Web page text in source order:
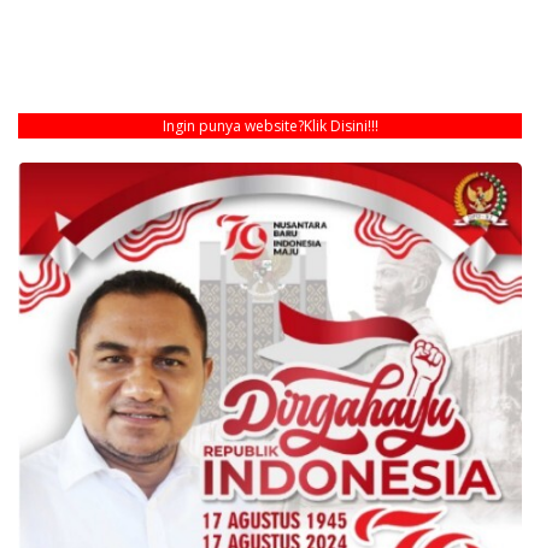
Ingin punya website?Klik Disini!!!